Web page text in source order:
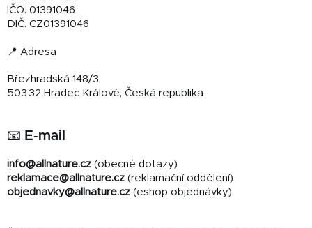
IČO: 01391046
DIČ: CZ01391046
📍 Adresa
Březhradská 148/3,
503 32 Hradec Králové, Česká republika
📧 E‑mail
info@allnature.cz (obecné dotazy)
reklamace@allnature.cz (reklamační oddělení)
objednavky@allnature.cz (eshop objednávky)